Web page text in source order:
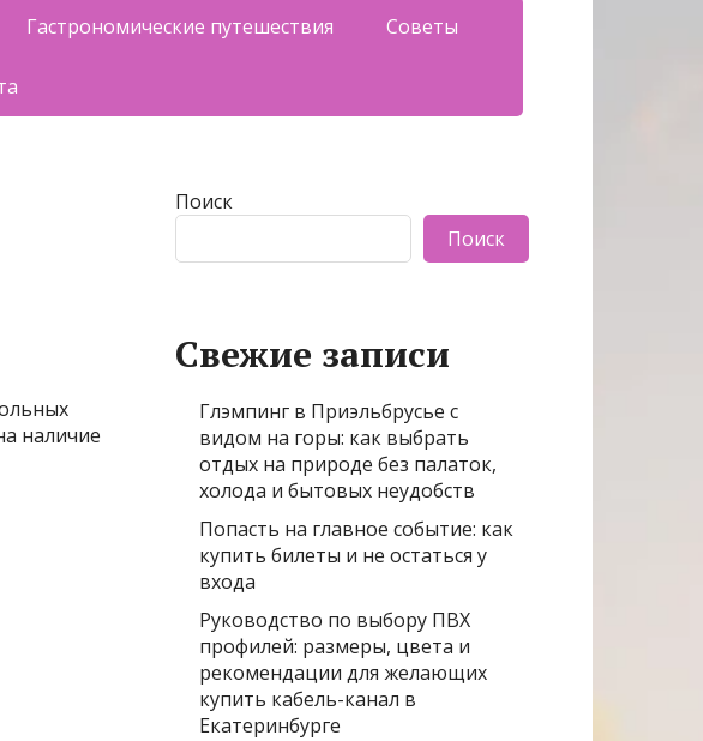
Гастрономические путешествия Советы
наличие
Поиск
Поиск
Свежие записи
Глэмпинг в Приэльбрусье с
видом на горы: как выбрать
отдых на природе без палаток,
холода и бытовых неудобств
Попасть на главное событие: как
купить билеты и не остаться у
входа
Руководство по выбору ПВХ
профилей: размеры, цвета и
рекомендации для желающих
купить кабель-канал в
Екатеринбурге